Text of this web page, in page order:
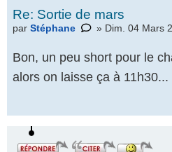
Re: Sortie de mars
par Stéphane » Dim. 04 Mars
Bon, un peu short pour le
alors on laisse ça à 11h30...